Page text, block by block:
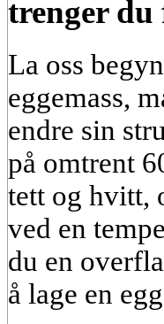
trenger du
La oss
eggemass,
endre sin
på omtrent
tett og hvitt,
ved en
du en
å lage en